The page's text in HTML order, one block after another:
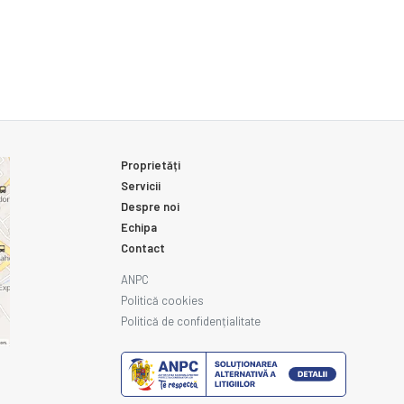
Proprietăți
Servicii
Despre noi
Echipa
Contact
ANPC
Politică cookies
Politică de confidențialitate